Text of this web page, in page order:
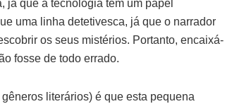
que a tecnologia tem um papel
uma linha detetivesca, já que o narrador
os seus mistérios. Portanto, encaixá-
fosse de todo errado.
literários) é que esta pequena